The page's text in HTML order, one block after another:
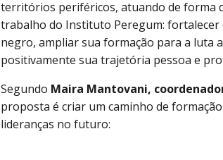
territórios periféricos, atuando de forma
trabalho do Instituto Peregum:
negro, ampliar sua formação para a luta
positivamente sua trajetória pessoa e
Segundo Maira Mantovani,
proposta é criar um caminho de
lideranças no futuro: